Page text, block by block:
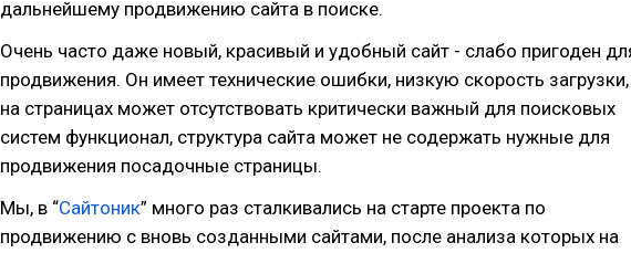
дальнейшему продвижению сайта в поиске.
Очень часто даже новый, красивый и удобный сайт - слабо пригоден
продвижения. Он имеет технические ошибки, низкую скорость загрузки,
на страницах может отсутствовать критически важный для поисковых
систем функционал, структура сайта может не содержать нужные для
продвижения посадочные страницы.
Мы, в “Сайтоник” много раз сталкивались на старте проекта по
продвижению с вновь созданными сайтами, после анализа которых на